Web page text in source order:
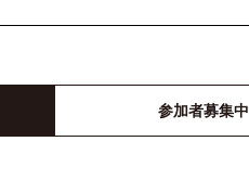
参加者募集中